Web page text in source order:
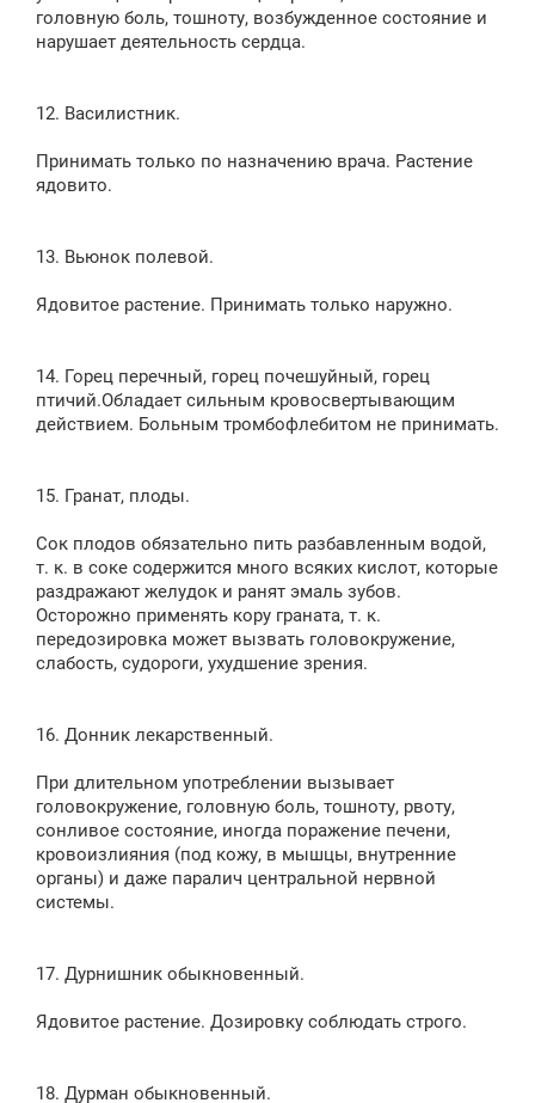
головную боль, тошноту, возбужденное состояние и
нарушает деятельность сердца.
12. Василистник.
Принимать только по назначению врача. Растение
ядовито.
13. Вьюнок полевой.
Ядовитое растение. Принимать только наружно.
14. Горец перечный, горец почешуйный, горец
птичий.Обладает сильным кровосвертывающим
действием. Больным тромбофлебитом не принимать.
15. Гранат, плоды.
Сок плодов обязательно пить разбавленным водой,
т. к. в соке содержится много всяких кислот, которые
раздражают желудок и ранят эмаль зубов.
Осторожно применять кору граната, т. к.
передозировка может вызвать головокружение,
слабость, судороги, ухудшение зрения.
16. Донник лекарственный.
При длительном употреблении вызывает
головокружение, головную боль, тошноту, рвоту,
сонливое состояние, иногда поражение печени,
кровоизлияния (под кожу, в мышцы, внутренние
органы) и даже паралич центральной нервной
системы.
17. Дурнишник обыкновенный.
Ядовитое растение. Дозировку соблюдать строго.
18. Дурман обыкновенный.